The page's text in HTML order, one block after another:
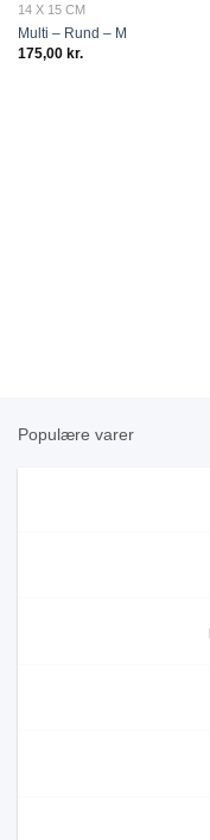
14 X 15 CM
Multi – Rund – M
175,00 kr.
Populære varer